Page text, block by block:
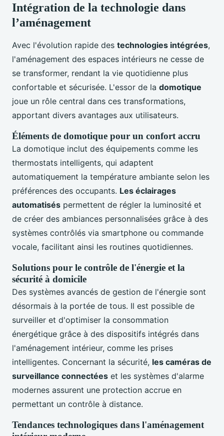
Intégration de la technologie dans
l’aménagement
Avec l'évolution rapide des technologies intégrées,
l'aménagement des espaces intérieurs ne cesse de
se transformer, rendant la vie quotidienne plus
confortable et sécurisée. L'essor de la domotique
joue un rôle central dans ces transformations,
apportant divers avantages aux utilisateurs.
Éléments de domotique pour un confort accru
La domotique inclut des équipements comme les
thermostats intelligents, qui adaptent
automatiquement la température ambiante selon les
préférences des occupants. Les éclairages
automatisés permettent de régler la luminosité et
de créer des ambiances personnalisées grâce à des
systèmes contrôlés via smartphone ou commande
vocale, facilitant ainsi les routines quotidiennes.
Solutions pour le contrôle de l'énergie et la
sécurité à domicile
Des systèmes avancés de gestion de l'énergie sont
désormais à la portée de tous. Il est possible de
surveiller et d'optimiser la consommation
énergétique grâce à des dispositifs intégrés dans
l'aménagement intérieur, comme les prises
intelligentes. Concernant la sécurité, les caméras de
surveillance connectées et les systèmes d'alarme
modernes assurent une protection accrue en
permettant un contrôle à distance.
Tendances technologiques dans l'aménagement